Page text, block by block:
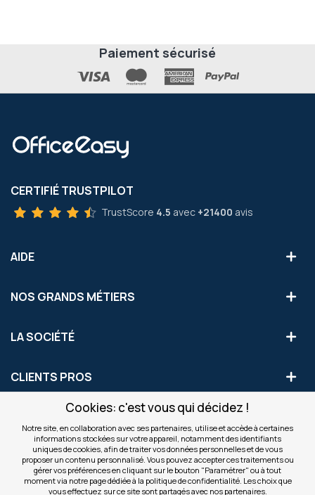
Cookies: c'est vous qui décidez !
Notre site, en collaboration avec ses partenaires, utilise et accède à certaines
informations stockées sur votre appareil, notamment des identifiants
uniques de cookies, afin de traiter vos données personnelles et de vous
proposer un contenu personnalisé. Vous pouvez accepter ces traitements ou
gérer vos préférences en cliquant sur le bouton "Paramétrer" ou à tout
moment via notre page dédiée à la politique de confidentialité. Les choix que
vous effectuez sur ce site sont partagés avec nos partenaires.
Paiement sécurisé
CERTIFIÉ TRUSTPILOT
TrustScore 4.5 avec +21400 avis
AIDE
NOS GRANDS MÉTIERS
LA SOCIÉTÉ
CLIENTS PROS
S'INSCRIRE AUX OFFRES COMMERCIALES
Inscription
notre
newsletter
Valider